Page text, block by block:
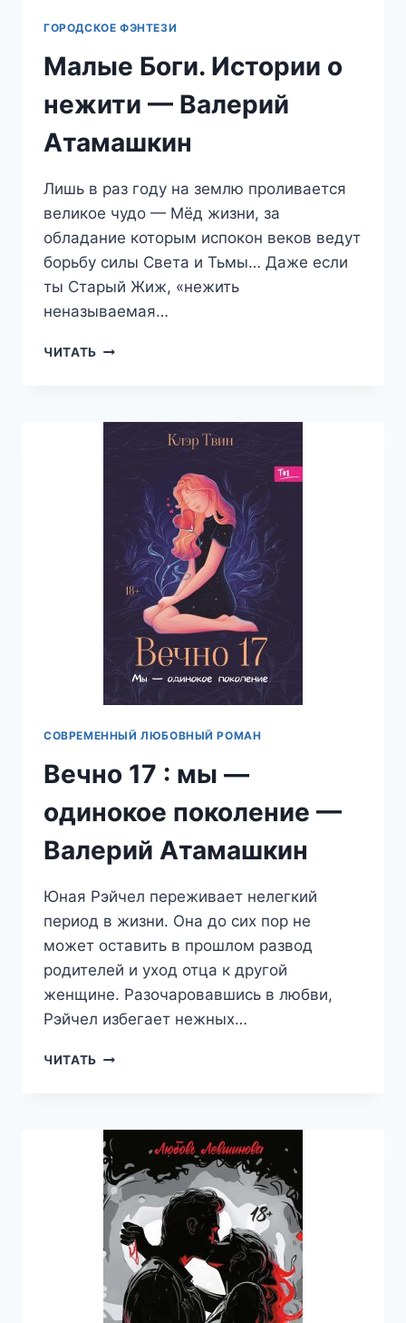
ГОРОДСКОЕ ФЭНТЕЗИ
Малые Боги. Истории о
нежити — Валерий
Атамашкин
Лишь в раз году на землю проливается
великое чудо — Мёд жизни, за
обладание которым испокон веков ведут
борьбу силы Света и Тьмы… Даже если
ты Старый Жиж, «нежить
неназываемая…
ЧИТАТЬ МАЛЫЕ
НЕЖИТИ
АТАМАШКИН
СОВРЕМЕННЫЙ ЛЮБОВНЫЙ РОМАН
Вечно 17 : мы —
одинокое поколение —
Валерий Атамашкин
Юная Рэйчел переживает нелегкий
период в жизни. Она до сих пор не
может оставить в прошлом развод
родителей и уход отца к другой
женщине. Разочаровавшись в любви,
Рэйчел избегает нежных…
ЧИТАТЬ ВЕЧНО
—
ОДИНОКОЕ
ПОКОЛЕНИЕ
—
ВАЛЕРИЙ
АТАМАШКИН